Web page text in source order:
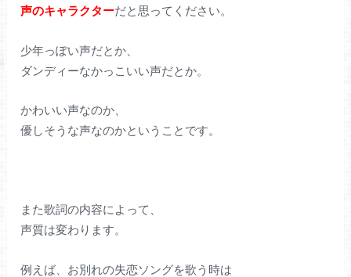
声のキャラクターだと思ってください。
少年っぽい声だとか、
ダンディーなかっこいい声だとか。
かわいい声なのか、
優しそうな声なのかということです。
また歌詞の内容によって、
声質は変わります。
例えば、お別れの失恋ソングを歌う時は